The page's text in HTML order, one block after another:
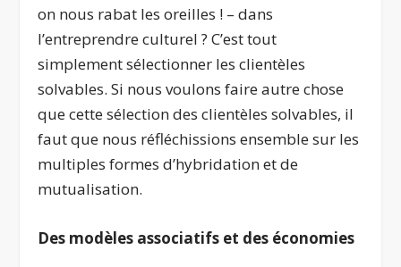
on nous rabat les oreilles ! – dans
l’entreprendre culturel ? C’est tout
simplement sélectionner les clientèles
solvables. Si nous voulons faire autre chose
que cette sélection des clientèles solvables, il
faut que nous réfléchissions ensemble sur les
multiples formes d’hybridation et de
mutualisation.
Des modèles associatifs et des économies